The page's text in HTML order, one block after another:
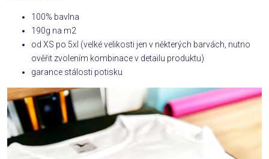
100% bavlna
190g na m2
od XS po 5xl (velké velikosti jen v některých barvách, nutno
ověřit zvolením kombinace v detailu produktu)
garance stálosti potisku